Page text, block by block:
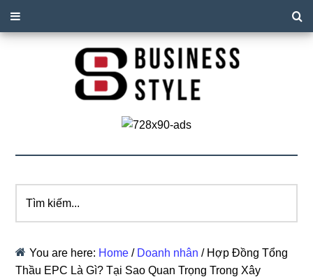
kiếm...
You are here: Home / Doanh nhân /Hợp Đồng Tổng
Thầu EPC Là Gì? Tại Sao Quan Trọng Trong Xây